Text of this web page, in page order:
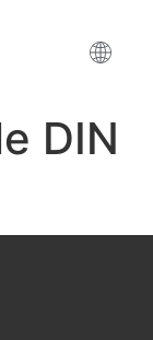
DIN